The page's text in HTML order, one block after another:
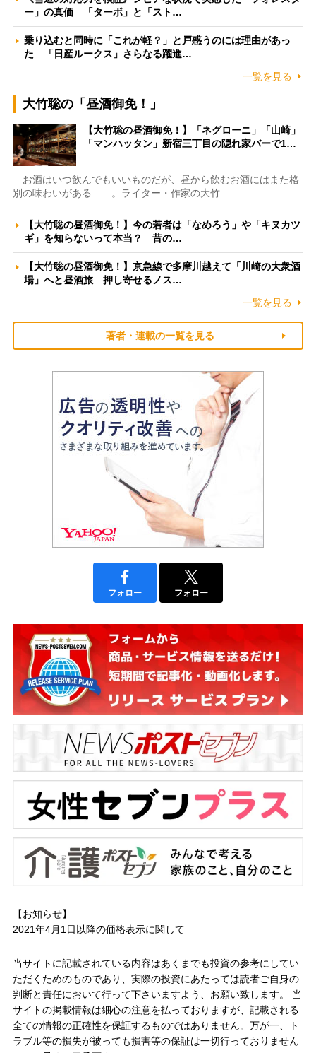
ー」の真価 「ターボ」と「スト…
乗り込むと同時に「これが軽？」と戸惑うのには理由があっ
た 「日産ルークス」さらなる躍進…
一覧を見る
大竹聡の「昼酒御免！」
【大竹聡の昼酒御免！】「ネグローニ」「山崎」
「マンハッタン」新宿三丁目の隠れ家バーで1…
お酒はいつ飲んでもいいものだが、昼から飲むお酒にはまた格
別の味わいがある――。ライター・作家の大竹…
【大竹聡の昼酒御免！】今の若者は「なめろう」や「キヌカツ
ギ」を知らないって本当？ 昔の…
【大竹聡の昼酒御免！】京急線で多摩川越えて「川崎の大衆酒
場」へと昼酒旅 押し寄せるノス…
一覧を見る
著者・連載の一覧を見る
フォロー フォロー
【お知らせ】
2021年4月1日以降の価格表示に関して
当サイトに記載されている内容はあくまでも投資の参考にしてい
ただくためのものであり、実際の投資にあたっては読者ご自身の
判断と責任において行って下さいますよう、お願い致します。 当
サイトの掲載情報は細心の注意を払っておりますが、記載される
全ての情報の正確性を保証するものではありません。万が一、ト
ラブル等の損失が被っても損害等の保証は一切行っておりません